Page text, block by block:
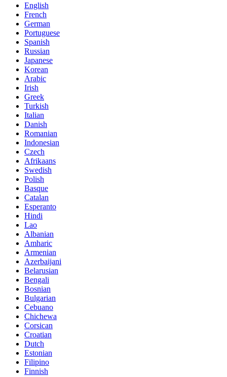
English
French
German
Portuguese
Spanish
Russian
Japanese
Korean
Arabic
Irish
Greek
Turkish
Italian
Danish
Romanian
Indonesian
Czech
Afrikaans
Swedish
Polish
Basque
Catalan
Esperanto
Hindi
Lao
Albanian
Amharic
Armenian
Azerbaijani
Belarusian
Bengali
Bosnian
Bulgarian
Cebuano
Chichewa
Corsican
Croatian
Dutch
Estonian
Filipino
Finnish